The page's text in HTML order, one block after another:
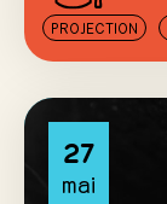
PROJECTION
27
mai